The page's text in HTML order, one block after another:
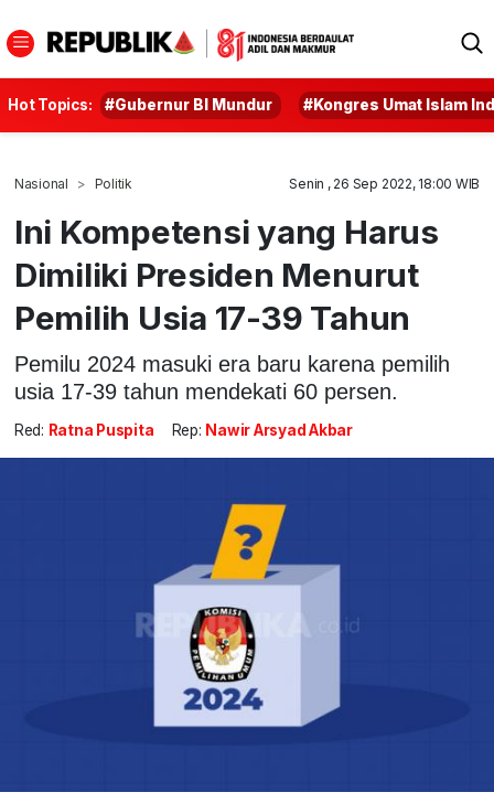
Hot Topics: #Gubernur BI Mundur #Kongres Umat Islam
Nasional Politik Senin , 26 Sep 2022, 18:00 WIB
Ini Kompetensi yang Harus
Dimiliki Presiden Menurut
Pemilih Usia 17-39 Tahun
Pemilu 2024 masuki era baru karena pemilih
usia 17-39 tahun mendekati 60 persen.
Red: Ratna Puspita Rep: Nawir Arsyad Akbar